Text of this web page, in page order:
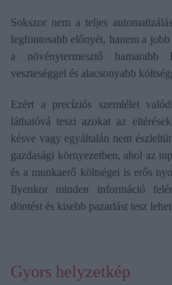
Sokszor nem a teljes
legfontosabb előnyét, hanem a
a növénytermesztő
veszteséggel és alacsonyabb
Ezért a precíziós szemlélet
láthatóvá teszi azokat az
késve vagy egyáltalán nem
gazdasági környezetben, ahol az
és a munkaerő költségei is erős
Ilyenkor minden információ
döntést és kisebb pazarlást tesz
Gyors helyzetkép